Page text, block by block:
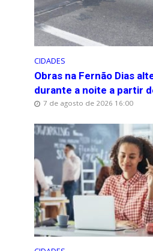
CIDADES
Obras na Fernão Dias
durante a noite a partir
7 de agosto de 2026 16:00